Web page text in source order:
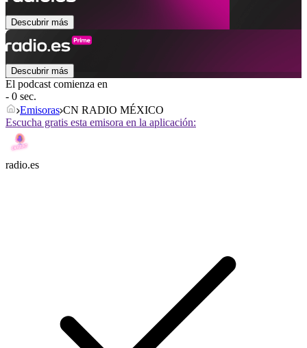
Descubrir más
Descubrir más
El podcast comienza en
- 0 sec.
Emisoras CN RADIO MÉXICO
Escucha gratis esta emisora en la aplicación:
radio.es